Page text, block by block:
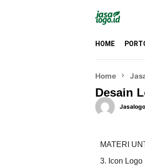
HOME
Home
Desain
MATERI
3. Icon Logo